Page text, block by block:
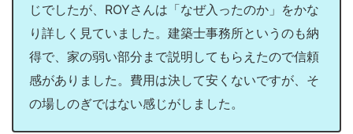
じでしたが、ROYさんは「なぜ入ったのか」をかな
り詳しく見ていました。建築士事務所というのも納
得で、家の弱い部分まで説明してもらえたので信頼
感がありました。費用は決して安くないですが、そ
の場しのぎではない感じがしました。